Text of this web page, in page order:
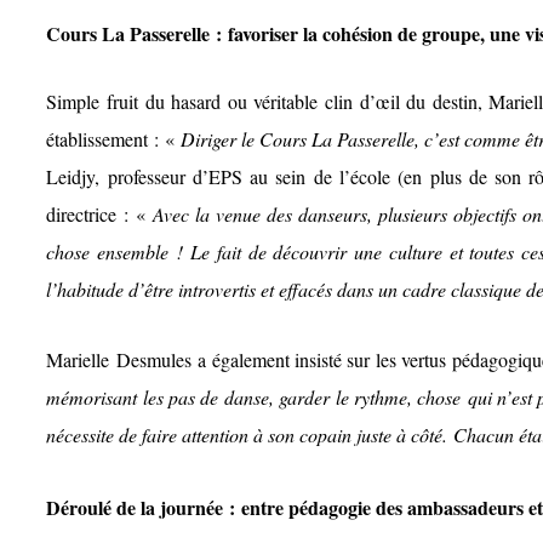
Cours La Passerelle : favoriser la cohésion de groupe, une
Simple fruit du hasard ou véritable clin d’œil du destin,
établissement : « Diriger le Cours La Passerelle, c’est comme
Leidjy, professeur d’EPS au sein de l’école (en plus de son
directrice : «Avec la venue des danseurs, plusieurs objectifs
chose ensemble ! Le fait de découvrir une culture et toutes
l’habitude d’être introvertis et effacés dans un cadre classique
Marielle Desmules a également insisté sur les vertus
mémorisant les pas de danse, garder le rythme, chose qui
nécessite de faire attention à son copain juste à côté. Chacun
Déroulé de la journée : entre pédagogie des ambassadeurs